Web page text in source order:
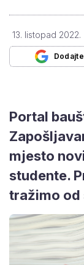
13. listopad 2022.
Portal
mjesto
studente.
tražimo od